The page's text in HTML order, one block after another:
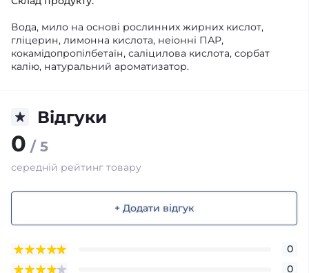
Вода, мило на основі рослинних жирних кислот,
гліцерин, лимонна кислота, неіонні ПАР,
кокамідопропілбетаїн, саліцилова кислота, сорбат
калію, натуральний ароматизатор.
Відгуки
0 / 5
середній рейтинг товару
+ Додати відгук
0
0